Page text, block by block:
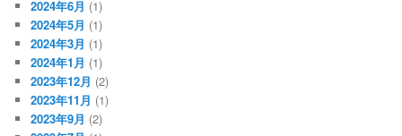
2024年6月 (1)
2024年5月 (1)
2024年3月 (1)
2024年1月 (1)
2023年12月 (2)
2023年11月 (1)
2023年9月 (2)